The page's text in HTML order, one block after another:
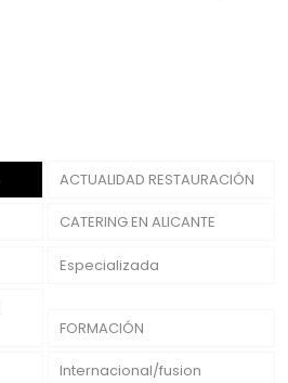
ACTUALIDAD RESTAURACIÓN
CATERING EN ALICANTE
Especializada
FORMACIÓN
Internacional/fusion